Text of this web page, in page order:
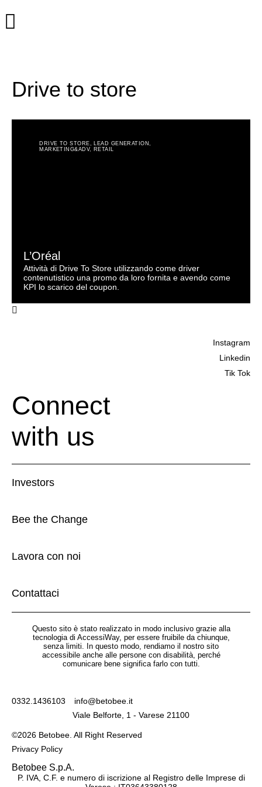
Drive to store
DRIVE TO STORE LEAD GENERATION
MARKETING&ADV, RETAIL
L’Oréal
Attività di Drive To Store utilizzando come driver
contenutistico una promo da loro fornita e avendo come
KPI lo scarico del coupon.
Connect
with us
Instagram
Linkedin
Tik Tok
Investors
Bee the Change
Lavora con noi
Contattaci
Questo sito è stato realizzato in modo inclusivo grazie alla
tecnologia di AccessiWay, per essere fruibile da chiunque,
senza limiti. In questo modo, rendiamo il nostro sito
accessibile anche alle persone con disabilità, perché
comunicare bene significa farlo con tutti.
Betobee S.p.A.
P. IVA, C.F. e numero di iscrizione al Registro delle Imprese di
0332.1436103
info@betobee.it
Viale Belforte, 1 - Varese 21100
©2026 Betobee. All Right Reserved
Privacy Policy